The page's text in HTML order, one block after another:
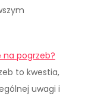
na pogrzeb?
to kwestia,
uwagi i